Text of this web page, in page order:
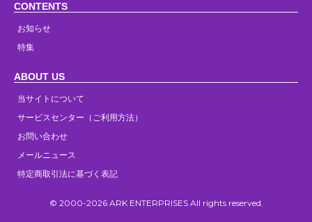
CONTENTS
お知らせ
特集
ABOUT US
当サイトについて
サービスセンター（ご利用方法）
お問い合わせ
メールニュース
特定商取引法に基づく表記
© 2000-2026 ARK ENTERPRISES All rights reserved.